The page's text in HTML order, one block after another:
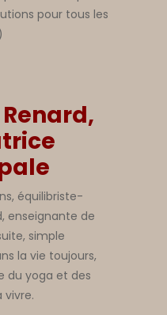
pour tous les
équilibriste-
enseignante de
simple
la vie toujours,
du yoga et des
vivre.